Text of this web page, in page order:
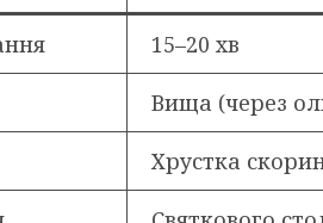
15–20 хв
Вища (через
Хрустка